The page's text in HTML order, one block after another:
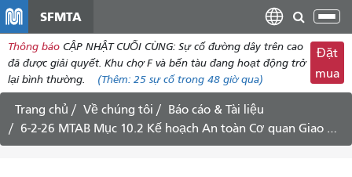
dung
SFMTA
đổi
Thông báo CẬP NHẬT CUỐI CÙNG: Sự cố đường dây trên cao
đã được giải quyết. Khu chợ F và bến tàu đang hoạt động trở
lại bình thường.
(Thêm: 25 sự cốtrong 48 giờ qua)
Đặt
mua
Trang chủ Về chúng tôi
Báo cáo & Tài liệu
6-2-26 MTAB Mục 10.2 Kế hoạch An toàn Cơ quan Giao thông Công cộng năm 2026